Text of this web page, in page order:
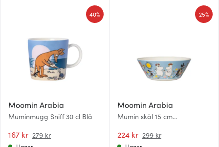
Moomin Arabia
Muminmugg Sniff 30 cl Blå
167 kr 279 kr
40%
Moomin Arabia
Mumin skål 15 cm
224 kr 299 kr
25%